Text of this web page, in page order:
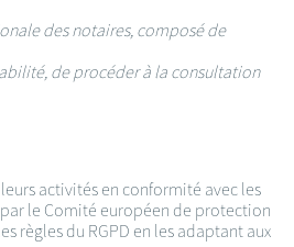
des notaires, composé de
de procéder à la consultation
activités en conformité avec les
par le Comité européen de protection
règles du RGPD en les adaptant aux